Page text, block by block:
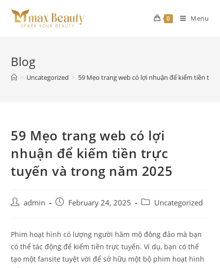
content
0 Menu
Blog
> Uncategorized > 59 Mẹo trang web có lợi nhuận để kiếm tiền
59 Mẹo trang web có lợi
nhuận để kiếm tiền trực
tuyến và trong năm 2025
Postadmin
PostFebruary 24, 2025
PostUncategorized
Phim hoạt hình có lượng người hâm mộ đông đảo mà bạn
có thể tác động để kiếm tiền trực tuyến. Ví dụ, bạn có thể
tạo một fansite tuyệt vời để sở hữu một bộ phim hoạt hình